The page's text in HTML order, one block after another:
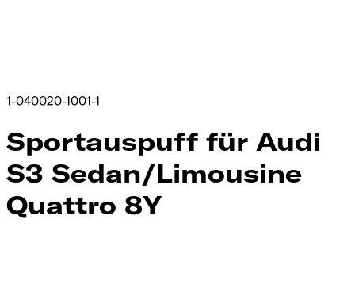
1-040020-1001-1
Sportauspuff für Audi
S3 Sedan/Limousine
Quattro 8Y